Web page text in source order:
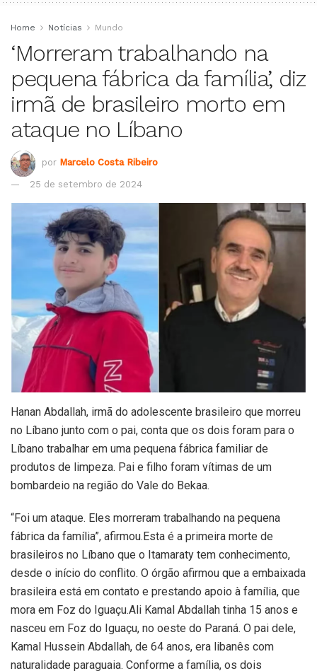
Home Notícias Mundo
‘Morreram trabalhando na
pequena fábrica da família’, diz
irmã de brasileiro morto em
ataque no Líbano
por Marcelo Costa Ribeiro
25 de setembro de 2024
Hanan Abdallah, irmã do adolescente brasileiro que morreu
no Líbano junto com o pai, conta que os dois foram para o
Líbano trabalhar em uma pequena fábrica familiar de
produtos de limpeza. Pai e filho foram vítimas de um
bombardeio na região do Vale do Bekaa.
“Foi um ataque. Eles morreram trabalhando na pequena
fábrica da família”, afirmou.Esta é a primeira morte de
brasileiros no Líbano que o Itamaraty tem conhecimento,
desde o início do conflito. O órgão afirmou que a embaixada
brasileira está em contato e prestando apoio à família, que
mora em Foz do Iguaçu.Ali Kamal Abdallah tinha 15 anos e
nasceu em Foz do Iguaçu, no oeste do Paraná. O pai dele,
Kamal Hussein Abdallah, de 64 anos, era libanês com
naturalidade paraguaia. Conforme a família, os dois